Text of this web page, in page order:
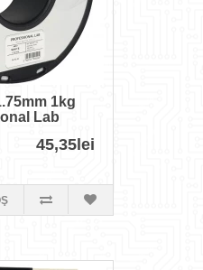
1kg
Lab
45,35lei